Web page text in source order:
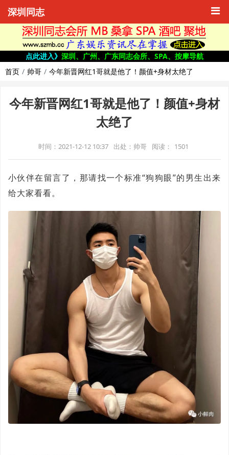
深圳同志
点此进入》 深圳、广州、广东同志会所、SPA、按摩导航
首页
帅哥 今年新晋网红1哥就是他了！颜值+身材太绝了
今年新晋网红1哥就是他了！颜值+身材
太绝了
时间：2021-12-12 10:37 出处：帅哥 阅读： 1501
小伙伴在留言了，那请找一个标准“狗狗眼”的男生出来
给大家看看。